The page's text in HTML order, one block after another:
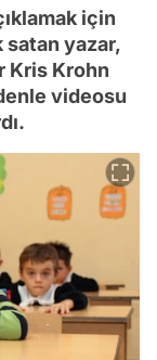
için
satan yazar,
Kris Krohn
videosu